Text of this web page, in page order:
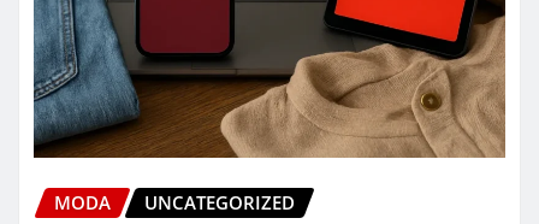
MODA UNCATEGORIZED